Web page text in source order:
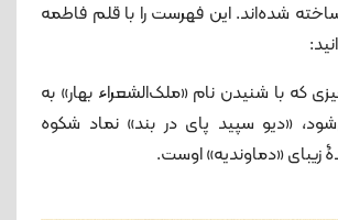
شده‌اند. این فهرست را با قلم فاطمه
که با شنیدن نام «ملک‌الشعراء بهار» به
«دیو سپید پای‌ در بند» نماد شکوه
زیبای «دماوندیه» اوست.